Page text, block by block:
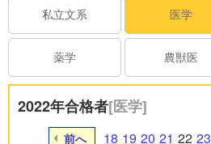
私立文系 医学
薬学 農獣医
2022年合格者[医学]
前へ 18 19 20 21 22 23